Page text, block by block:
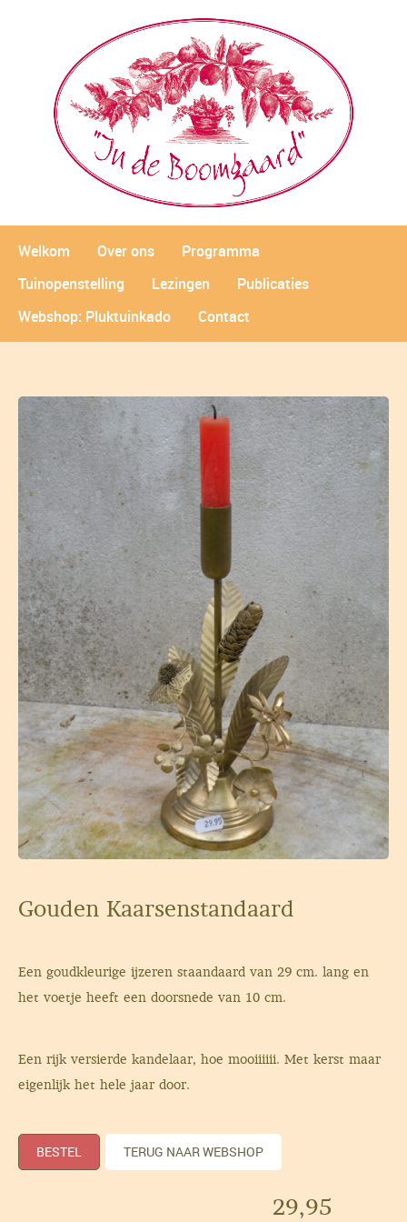
Welkom Over ons
Programma
Tuinopenstelling
Lezingen
Publicaties
Webshop: Pluktuinkado
Contact
Gouden Kaarsenstandaard
Een goudkleurige ijzeren staandaard van 29 cm. lang en
het voetje heeft een doorsnede van 10 cm.
Een rijk versierde kandelaar, hoe mooiiiiii. Met kerst maar
eigenlijk het hele jaar door.
BESTEL TERUG NAAR WEBSHOP
29,95